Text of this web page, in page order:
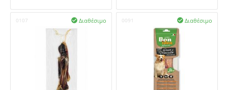
0107 Διαθέσιμο
 0091 Διαθέσιμο
